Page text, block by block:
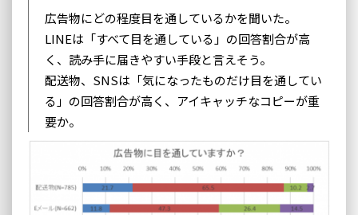
広告物にどの程度目を通しているかを聞いた。
LINEは「すべて目を通している」の回答割合が高
く、読み手に届きやすい手段と言えそう。
配送物、SNSは「気になったものだけ目を通してい
る」の回答割合が高く、アイキャッチなコピーが重
要か。